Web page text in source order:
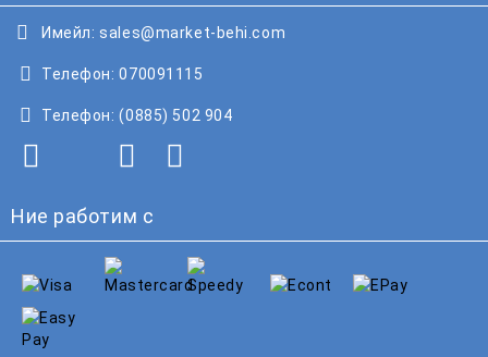
Имейл: sales@market-behi.com
Телефон: 070091115
Телефон: (0885) 502 904
Ние работим с